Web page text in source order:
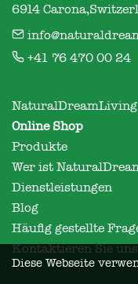
6914
+41 76 470 00 24
NaturalDreamLiving
Online Shop
Produkte
Wer ist
Dienstleistungen
Blog
Häufig gestellte
Kontaktieren Sie uns
Diese Webseite